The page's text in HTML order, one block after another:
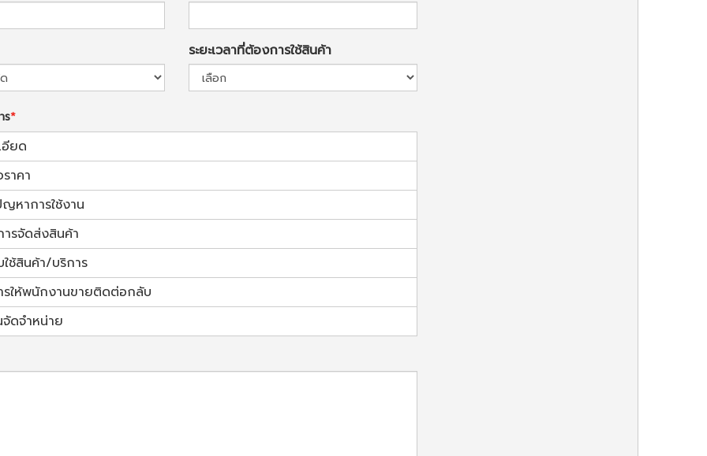
ระยะเวลาที่ต้องการใช้สินค้า
ร
อียด
ราคา
หาการใช้งาน
รจัดส่งสินค้า
ช้สินค้า/บริการ
ให้พนักงานขายติดต่อกลับ
ดจำหน่าย